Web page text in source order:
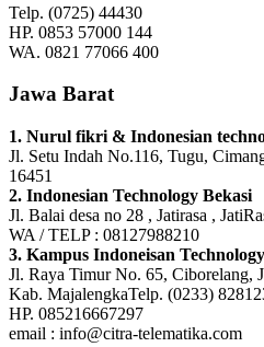
Telp. (0725) 44430
HP. 0853 57000 144
WA. 0821 77066 400
Jawa Barat
1. Nurul fikri & Indonesian
Jl. Setu Indah No.116, Tugu,
16451
2. Indonesian Technology Bekasi
Jl. Balai desa no 28 , Jatirasa ,
WA / TELP : 08127988210
3. Kampus Indoneisan
Jl. Raya Timur No. 65, Ciborelang,
Kab. MajalengkaTelp. (0233)
HP. 085216667297
email : info@citra-telematika.com